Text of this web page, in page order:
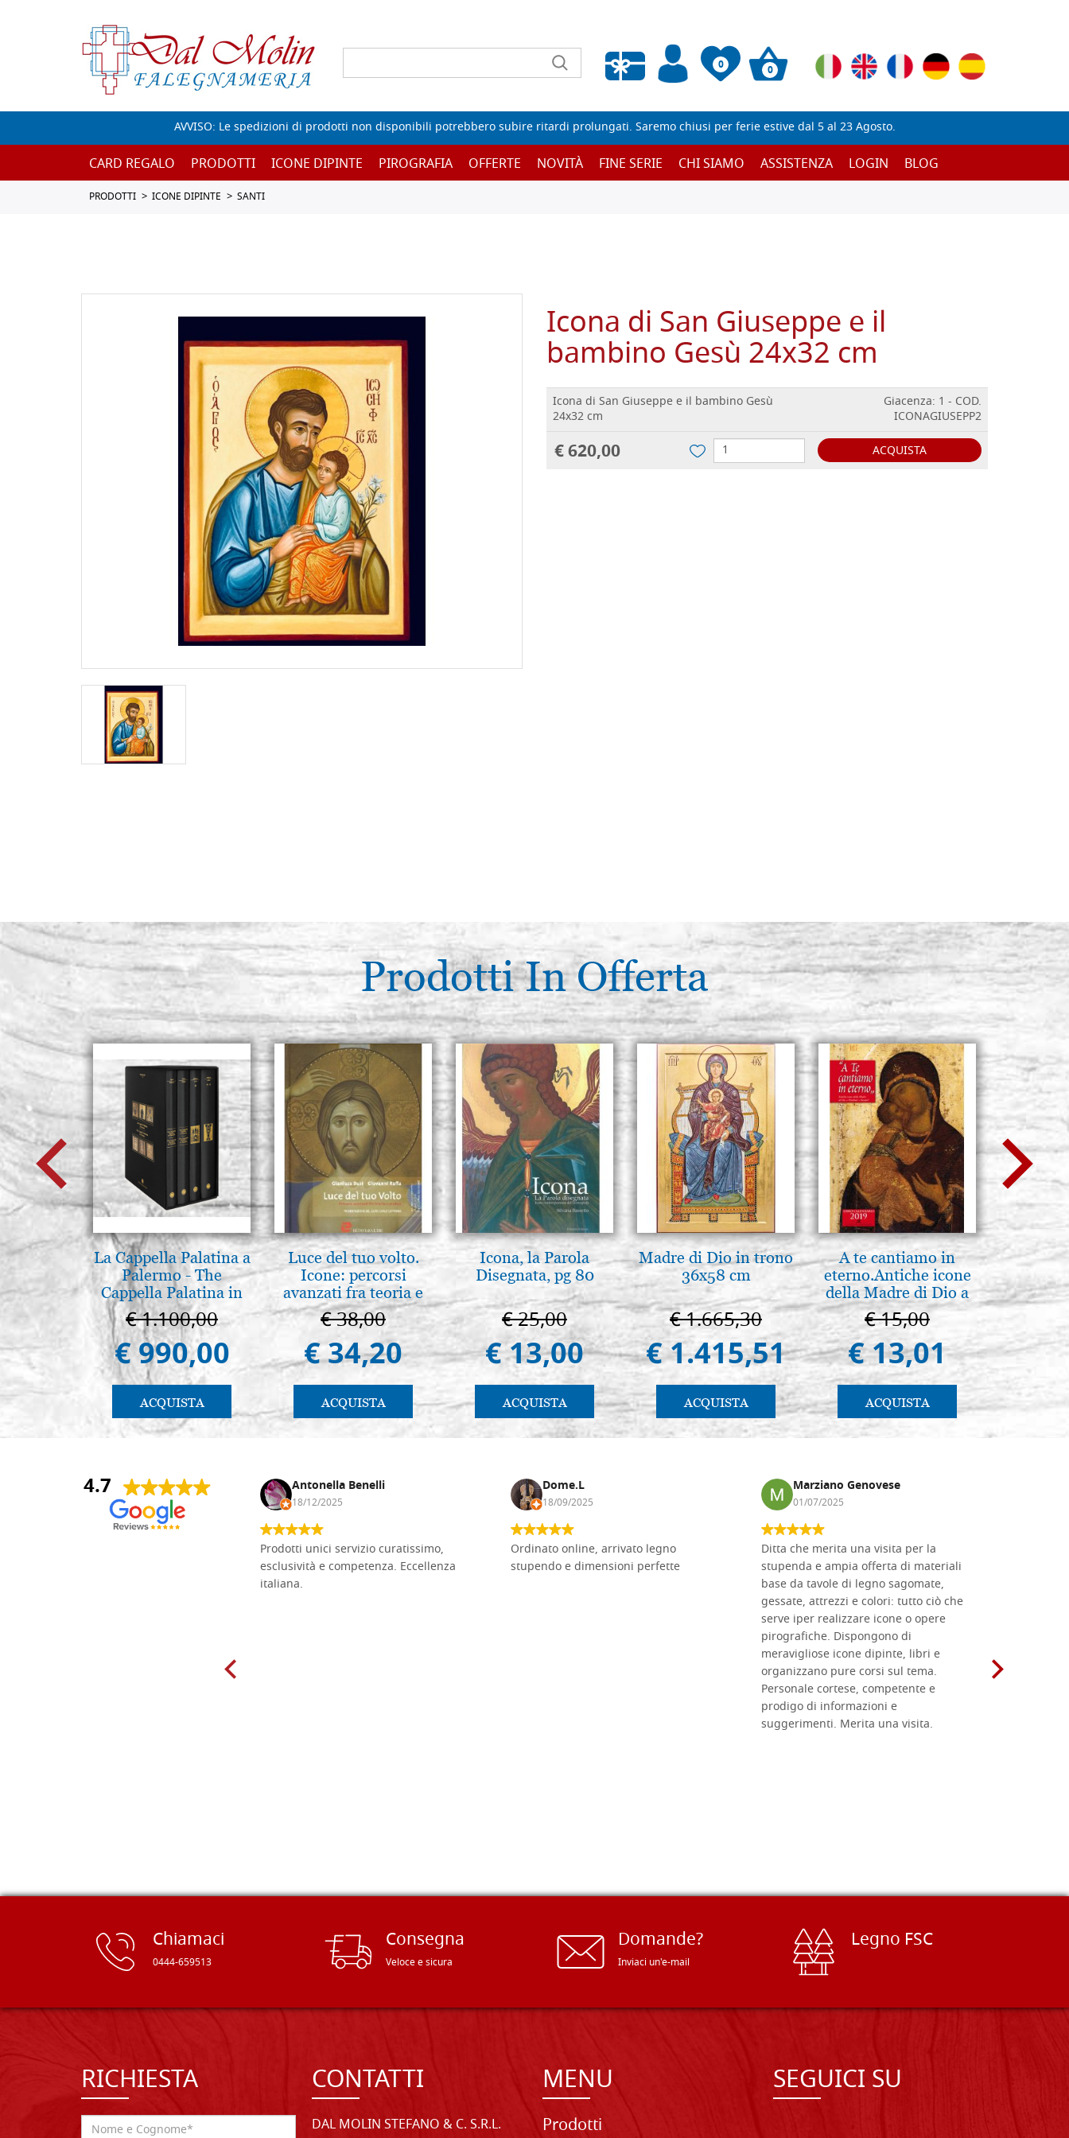
0
Wishlist vuota
0
AVVISO: Le spedizioni di prodotti non disponibili potrebbero subire ritardi prolungati. Saremo chiusi per ferie estive dal 5 al 23 Agosto.
CARD REGALO PRODOTTI ICONE DIPINTE PIROGRAFIA OFFERTE NOVITÀ FINE SERIE CHI SIAMO ASSISTENZA LOGIN BLOG
PRODOTTI ICONE DIPINTE SANTI
Icona di San Giuseppe e il
bambino Gesù 24x32 cm
Icona di San Giuseppe e il bambino Gesù
24x32 cm
Giacenza: 1 - COD.
ICONAGIUSEPP2
€ 620,00 ACQUISTA
Prodotti In Offerta
La Cappella Palatina a
Palermo - The
Cappella Palatina in
Palermo
€ 1.100,00
€ 990,00
ACQUISTA
Luce del tuo volto.
Icone: percorsi
avanzati fra teoria e
pratica. pg. 430
€ 38,00
€ 34,20
ACQUISTA
Icona, la Parola
Disegnata, pg 80
€ 25,00
€ 13,00
ACQUISTA
Madre di Dio in trono
36x58 cm
€ 1.665,30
€ 1.415,51
ACQUISTA
A te cantiamo in
eterno.Antiche icone
della Madre di Dio a
Vladimir e Suzdal
(libro-cal. 2019)
€ 15,00
€ 13,01
ACQUISTA
€
4.7
Andrea Monguzzi Antonella Benelli
18/12/2025
Prodotti unici servizio curatissimo,
esclusività e competenza. Eccellenza
italiana.
Dome.L
18/09/2025
Ordinato online, arrivato legno
stupendo e dimensioni perfette
Marziano Genovese
01/07/2025
Ditta che merita una visita per la
stupenda e ampia offerta di materiali
base da tavole di legno sagomate,
gessate, attrezzi e colori: tutto ciò che
serve iper realizzare icone o opere
pirografiche. Dispongono di
meravigliose icone dipinte, libri e
organizzano pure corsi sul tema.
Personale cortese, competente e
prodigo di informazioni e
suggerimenti. Merita una visita.
Chiamaci
0444-659513
Consegna
Veloce e sicura
Domande?
Inviaci un'e-mail
Legno FSC
RICHIESTA CONTATTI
DAL MOLIN STEFANO & C. S.R.L.
MENU
Prodotti
SEGUICI SU